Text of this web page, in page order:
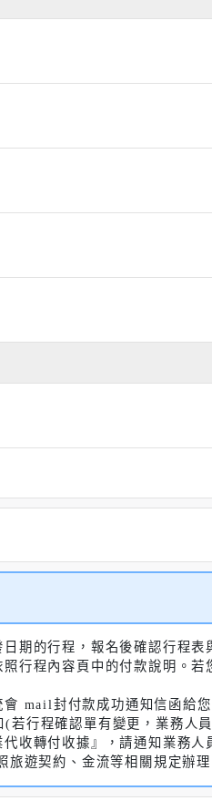
期的行程，報名後確認行程
行程內容頁中的付款說明。
mail封付款成功通知信函給
若行程確認單有變更，業務人
收轉付收據』，請通知業務人
旅遊契約、金流等相關規定辦理